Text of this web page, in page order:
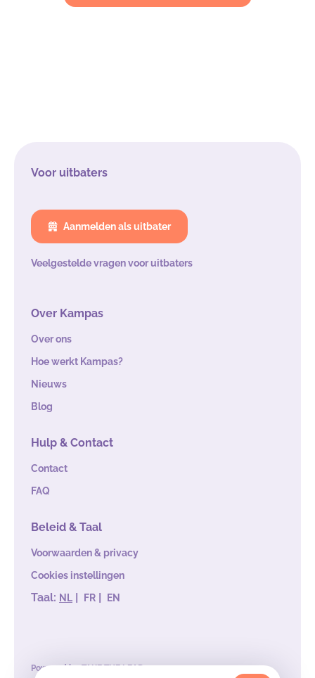
Voor uitbaters
Aanmelden als uitbater
Veelgestelde vragen voor uitbaters
Over Kampas
Over ons
Hoe werkt Kampas?
Nieuws
Blog
Hulp & Contact
Contact
FAQ
Beleid & Taal
Voorwaarden & privacy
Cookies instellingen
Taal: NL | FR | EN
Powered byTAKE THE LEAD